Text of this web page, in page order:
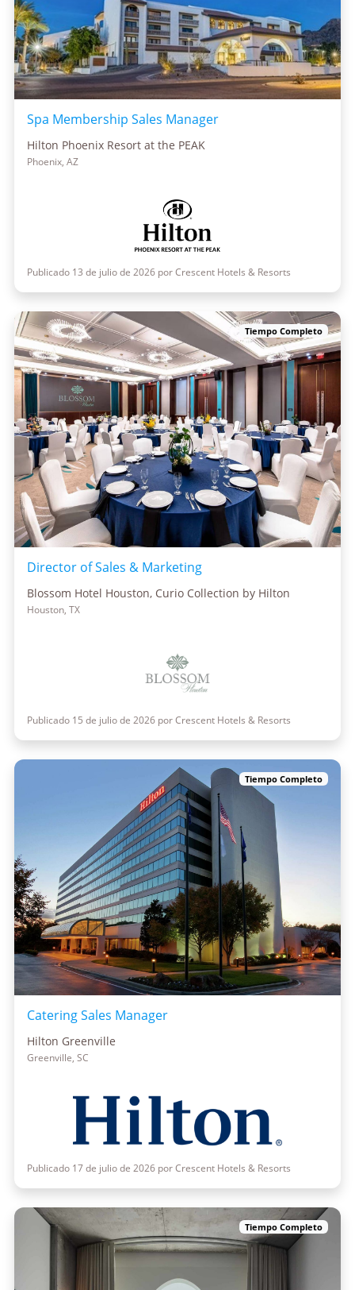
Spa Membership Sales Manager
Hilton Phoenix Resort at the PEAK
Phoenix, AZ
Publicado 13 de julio de 2026 por Crescent Hotels & Resorts
Tiempo Completo
Director of Sales & Marketing
Blossom Hotel Houston, Curio Collection by Hilton
Houston, TX
Publicado 15 de julio de 2026 por Crescent Hotels & Resorts
Tiempo Completo
Catering Sales Manager
Hilton Greenville
Greenville, SC
Publicado 17 de julio de 2026 por Crescent Hotels & Resorts
Tiempo Completo